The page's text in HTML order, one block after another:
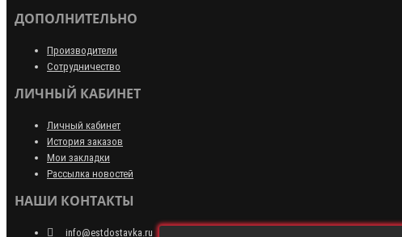
ДОПОЛНИТЕЛЬНО
Производители
Сотрудничество
ЛИЧНЫЙ КАБИНЕТ
Личный кабинет
История заказов
Мои закладки
Рассылка новостей
НАШИ КОНТАКТЫ
info@estdostavka.ru